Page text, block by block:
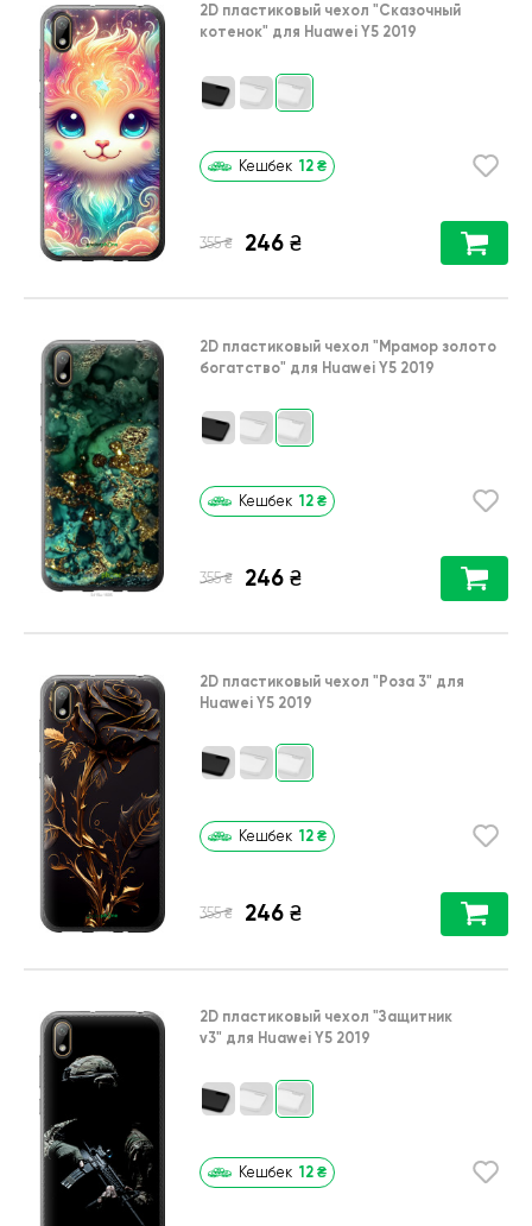
2D пластиковый чехол "Сказочный
котенок" для Huawei Y5 2019
Кешбек 12 ₴
355 ₴ 246 ₴
2D пластиковый чехол "Мрамор золото
богатство" для Huawei Y5 2019
Кешбек 12 ₴
355 ₴ 246 ₴
2D пластиковый чехол "Роза 3" для
Huawei Y5 2019
Кешбек 12 ₴
355 ₴ 246 ₴
2D пластиковый чехол "Защитник
v3" для Huawei Y5 2019
Кешбек 12 ₴